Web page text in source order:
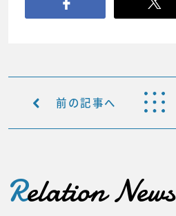
前の記事へ
Relation News